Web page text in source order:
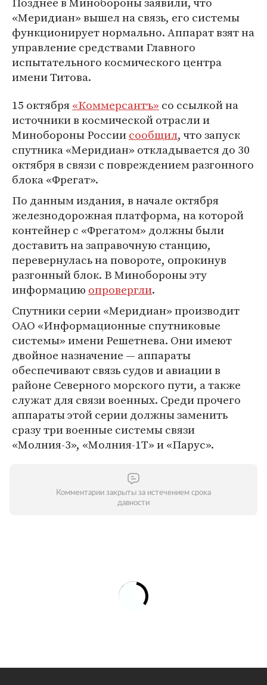
«Меридиан» вышел на связь, его системы
функционирует нормально. Аппарат взят на
управление средствами Главного
испытательного космического центра
имени Титова.
15 октября«Коммерсантъ» со ссылкой на
источники в космической отрасли и
Минобороны Россиисообщил, что запуск
спутника «Меридиан» откладывается до 30
октября в связи с повреждением разгонного
блока «Фрегат».
По данным издания, в начале октября
железнодорожная платформа, на которой
контейнер с «Фрегатом» должны были
доставить на заправочную станцию,
перевернулась на повороте, опрокинув
разгонный блок. В Минобороны эту
информацию опровергли.
Спутники серии «Меридиан» производит
ОАО «Информационные спутниковые
системы» имени Решетнева. Они имеют
двойное назначение — аппараты
обеспечивают связь судов и авиации в
районе Северного морского пути, а также
служат для связи военных. Среди прочего
аппараты этой серии должны заменить
сразу три военные системы связи
«Молния-3», «Молния-1Т» и «Парус».
Комментарии закрыты за истечением срока
давности